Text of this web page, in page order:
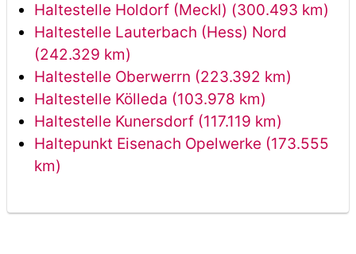
Haltestelle Holdorf (Meckl) (300.493 km)
Haltestelle Lauterbach (Hess) Nord
(242.329 km)
Haltestelle Oberwerrn (223.392 km)
Haltestelle Kölleda (103.978 km)
Haltestelle Kunersdorf (117.119 km)
Haltepunkt Eisenach Opelwerke (173.555
km)